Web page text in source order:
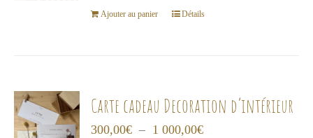
Ajouter au panier Détails
Carte cadeau Decoration d’intérieur
300,00€ – 1 000,00€Plage